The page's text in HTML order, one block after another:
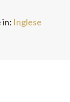
in: Inglese